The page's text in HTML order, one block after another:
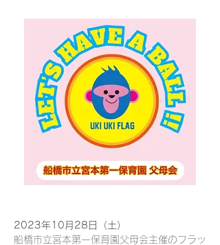
2023年10月28日（土）
船橋市立宮本第一保育園父母会主催のフラッ